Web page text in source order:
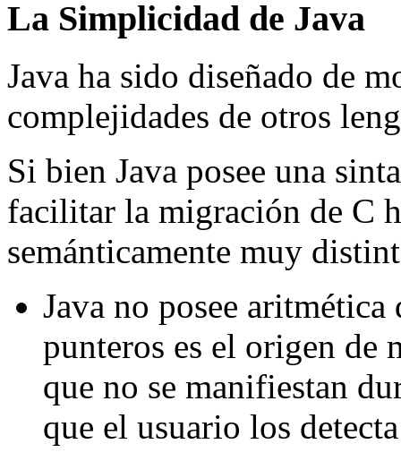
La Simplicidad de Java
Java ha sido diseñado de
complejidades de otros
Si bien Java posee una
facilitar la migración de C
semánticamente muy
Java no posee
punteros es el origen de
que no se manifiestan
que el usuario los